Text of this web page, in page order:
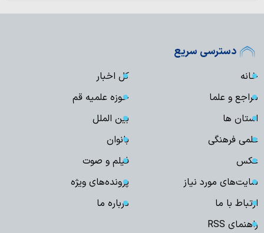
دسترسی سریع
خانه
کل اخبار
مراجع و علما
حوزه علمیه قم
استان ها
بین الملل
علمی فرهنگی
بانوان
عکس
فیلم و صوت
سایت‌های مورد نیاز
پرونده‌های ویژه
ارتباط با ما
درباره ما
راهنمای RSS